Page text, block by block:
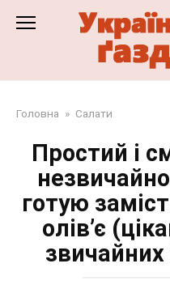
Головна » Салати
Простий і
готую
олів’є
звичайних